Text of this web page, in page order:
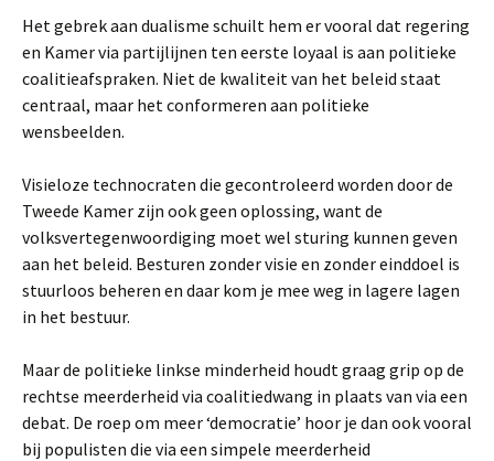
Het gebrek aan dualisme schuilt hem er vooral dat regering
en Kamer via partijlijnen ten eerste loyaal is aan politieke
coalitieafspraken. Niet de kwaliteit van het beleid staat
centraal, maar het conformeren aan politieke
wensbeelden.
Visieloze technocraten die gecontroleerd worden door de
Tweede Kamer zijn ook geen oplossing, want de
volksvertegenwoordiging moet wel sturing kunnen geven
aan het beleid. Besturen zonder visie en zonder einddoel is
stuurloos beheren en daar kom je mee weg in lagere lagen
in het bestuur.
Maar de politieke linkse minderheid houdt graag grip op de
rechtse meerderheid via coalitiedwang in plaats van via een
debat. De roep om meer ‘democratie’ hoor je dan ook vooral
bij populisten die via een simpele meerderheid